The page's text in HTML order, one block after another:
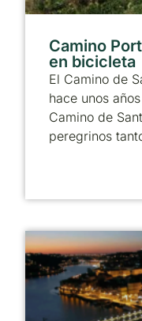
Camino
en bicicleta
El Camino de
hace unos
Camino de
peregrinos